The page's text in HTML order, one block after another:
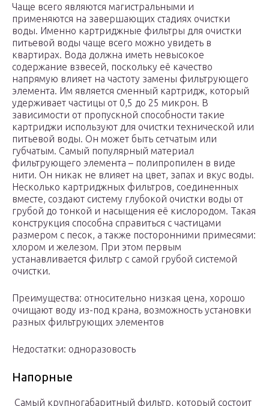
Чаще всего являются магистральными и
применяются на завершающих стадиях очистки
воды. Именно картриджные фильтры для очистки
питьевой воды чаще всего можно увидеть в
квартирах. Вода должна иметь невысокое
содержание взвесей, поскольку её качество
напрямую влияет на частоту замены фильтрующего
элемента. Им является сменный картридж, который
удерживает частицы от 0,5 до 25 микрон. В
зависимости от пропускной способности такие
картриджи используют для очистки технической или
питьевой воды. Он может быть сетчатым или
губчатым. Самый популярный материал
фильтрующего элемента – полипропилен в виде
нити. Он никак не влияет на цвет, запах и вкус воды.
Несколько картриджных фильтров, соединенных
вместе, создают систему глубокой очистки воды от
грубой до тонкой и насыщения её кислородом. Такая
конструкция способна справиться с частицами
размером с песок, а также посторонними примесями:
хлором и железом. При этом первым
устанавливается фильтр с самой грубой системой
очистки.
Преимущества: относительно низкая цена, хорошо
очищают воду из-под крана, возможность установки
разных фильтрующих элементов
Недостатки: одноразовость
Напорные
Самый крупногабаритный фильтр, который состоит